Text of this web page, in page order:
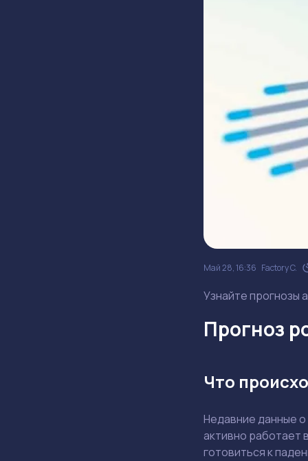
Май 28, 16:36 Factory C.
Узнайте прогнозы
Прогноз
Что
Недавние данные
активно работает
готовиться к